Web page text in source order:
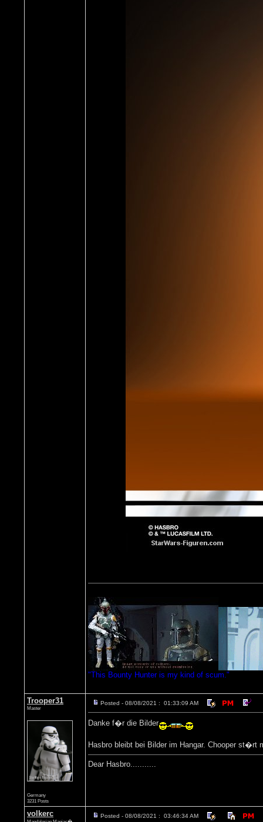
"This Bounty Hunter is my kind of scum."
Trooper31
Master
Germany
3231 Posts
Posted - 08/08/2021 : 01:33:09 AM
Danke f�r die Bilder
Hasbro bleibt bei Bilder im Hangar. Chooper st�rt
Dear Hasbro...........
volkerc Posted - 08/08/2021 : 03:46:34 AM